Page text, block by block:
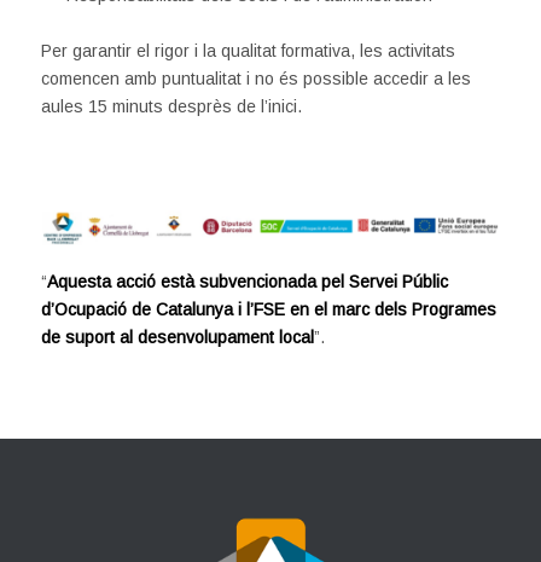
Per garantir el rigor i la qualitat formativa, les activitats
comencen amb puntualitat i no és possible accedir a les
aules 15 minuts desprès de l’inici.
“Aquesta acció està subvencionada pel Servei Públic
d’Ocupació de Catalunya i l’FSE en el marc dels Programes
de suport al desenvolupament local”.